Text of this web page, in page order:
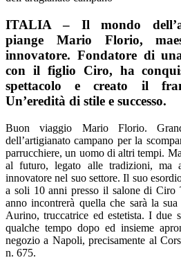
ITALIA – Il mondo
piange Mario Florio,
innovatore. Fondatore di
con il figlio Ciro, ha
spettacolo e creato il
Un’eredità di stile e successo.
Buon viaggio Mario Florio.
dell’artigianato campano per la
parrucchiere, un uomo di altri tempi.
al futuro, legato alle tradizioni, ma
innovatore nel suo settore. Il suo
a soli 10 anni presso il salone di Ciro
anno incontrerà quella che sarà la
Aurino, truccatrice ed estetista. I due
qualche tempo dopo ed insieme
negozio a Napoli, precisamente al
n. 675.